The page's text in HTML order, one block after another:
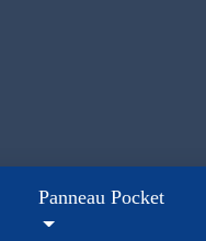
Panneau Pocket